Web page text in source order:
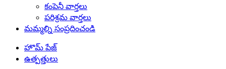
కంపెనీ వార్తలు
పరిశ్రమ వార్తలు
మమ్మల్ని సంప్రదించండి
హొమ్ పేజ్
ఉత్పత్తులు